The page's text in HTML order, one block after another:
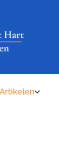
Artikelen